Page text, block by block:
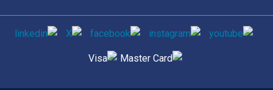
وسائل التواصل الاجتماعي